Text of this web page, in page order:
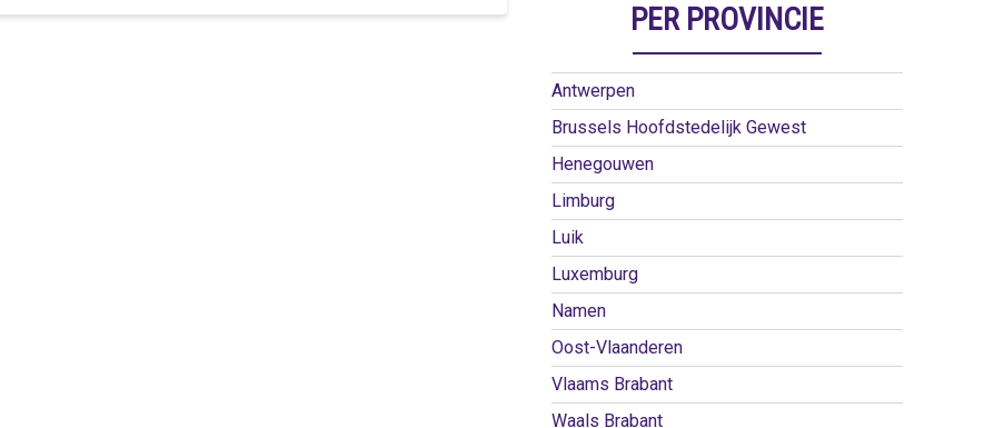
PER PROVINCIE
Antwerpen
Brussels Hoofdstedelijk Gewest
Henegouwen
Limburg
Luik
Luxemburg
Namen
Oost-Vlaanderen
Vlaams Brabant
Waals Brabant